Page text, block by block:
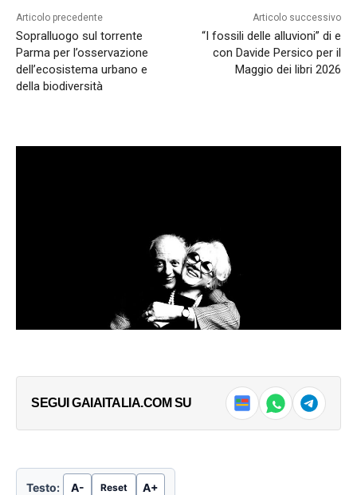
Articolo precedente
Sopralluogo sul torrente
Parma per l’osservazione
dell’ecosistema urbano e
della biodiversità
Articolo successivo
“I fossili delle alluvioni” di e
con Davide Persico per il
Maggio dei libri 2026
SEGUI GAIAITALIA.COM SU
Testo: A- Reset A+